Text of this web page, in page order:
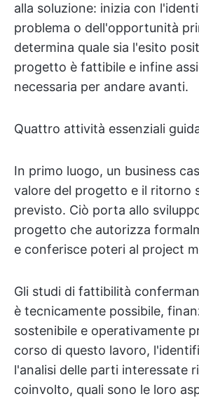
alla soluzione: inizia con
problema o dell'opportunità
determina quale sia l'esito
progetto è fattibile e infine
necessaria per andare avanti.
Quattro attività essenziali
In primo luogo, un business
valore del progetto e il ritorno
previsto. Ciò porta allo
progetto che autorizza
e conferisce poteri al project
Gli studi di fattibilità
è tecnicamente possibile,
sostenibile e operativamente
corso di questo lavoro,
l'analisi delle parti interessate
coinvolto, quali sono le loro